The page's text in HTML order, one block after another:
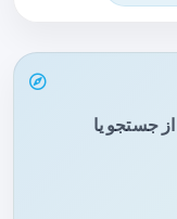
جستجو یا